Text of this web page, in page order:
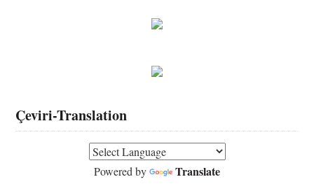
Çeviri-Translation
Powered by Translate